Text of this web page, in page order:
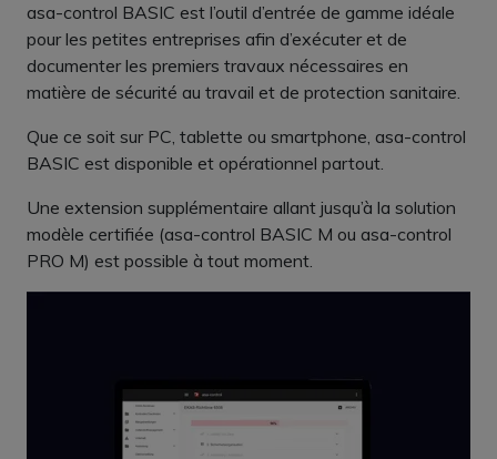
asa-control BASIC est l’outil d’entrée de gamme idéale
pour les petites entreprises afin d’exécuter et de
documenter les premiers travaux nécessaires en
matière de sécurité au travail et de protection sanitaire.
Que ce soit sur PC, tablette ou smartphone, asa-control
BASIC est disponible et opérationnel partout.
Une extension supplémentaire allant jusqu’à la solution
modèle certifiée (asa-control BASIC M ou asa-control
PRO M) est possible à tout moment.